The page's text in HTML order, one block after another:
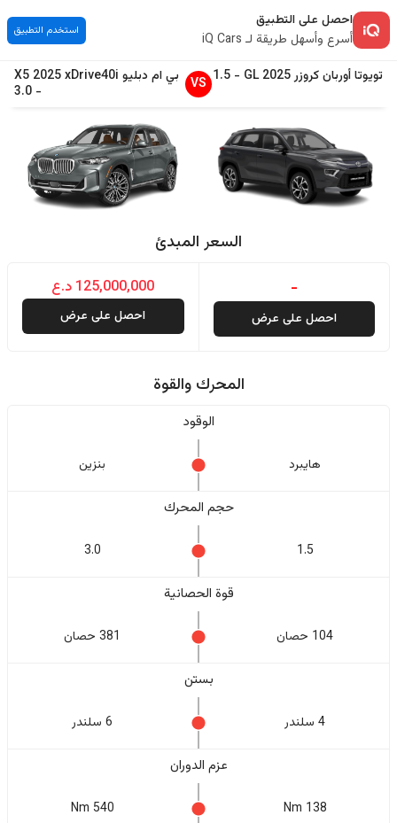
احصل على التطبيق
أسرع وأسهل طريقة لـ iQ Cars
استخدم التطبيق
تويوتاأوربان كروزر2025
GL
-
1.5
VS بي ام دبليو X5 2025xDrive40i
-
3.0
السعر المبدئ
-
احصل على عرض
125,000,000 د.ع
احصل على عرض
المحرك والقوة
الوقود
هايبرد بنزين
حجم المحرك
1.5
3.0
قوة الحصانية
104 حصان 381 حصان
بستن
4 سلندر 6 سلندر
عزم الدوران
138 Nm
540 Nm